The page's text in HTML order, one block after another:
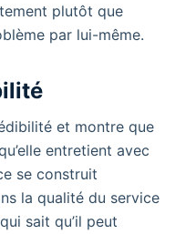
plutôt que
par lui-même.
et montre que
entretient avec
se construit
la qualité du service
sait qu’il peut